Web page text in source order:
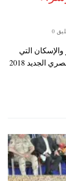
0
التي
سيتم طرح بها كراسة شروط أراضي الريف المصري الجديد 2018